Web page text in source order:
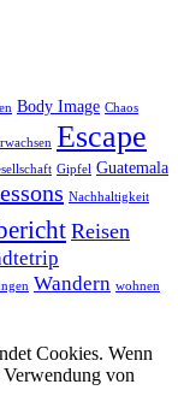
Body Image Chaos
Escape
Gipfel Guatemala
Nachhaltigkeit
Reisen
Wandern wohnen
Cookies. Wenn
von